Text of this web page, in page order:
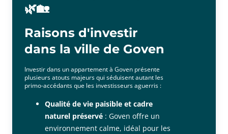
disponibles sur le site Géorisques : www.georisques.gouv.fr ;
🌿🏡
Raisons d'investir
dans la ville de Goven
Investir dans un appartement à Goven présente
plusieurs atouts majeurs qui séduisent autant les
primo-accédants que les investisseurs aguerris :
Qualité de vie paisible et cadre
naturel préservé : Goven offre un
environnement calme, idéal pour les